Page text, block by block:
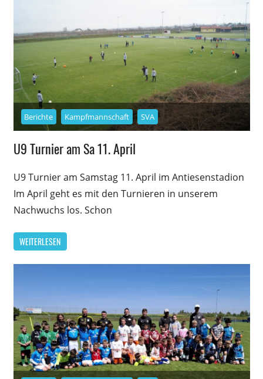
Berichte Kampfmannschaft SVA
U9 Turnier am Sa 11. April
U9 Turnier am Samstag 11. April im Antiesenstadion
Im April geht es mit den Turnieren in unserem
Nachwuchs los. Schon
WEITERLESEN